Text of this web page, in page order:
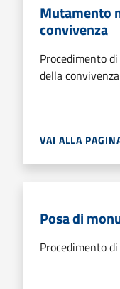
Mutamento
convivenza
Procedimento
della convivenza
VAI ALLA
Posa di
Procedimento